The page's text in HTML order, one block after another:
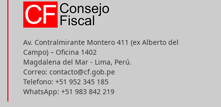
Av. Contralmirante Montero 411 (ex Alberto del
Campo) – Oficina 1402
Magdalena del Mar - Lima, Perú.
Correo: contacto@cf.gob.pe
Telefono: +51 952 345 185
WhatsApp: +51 983 842 219